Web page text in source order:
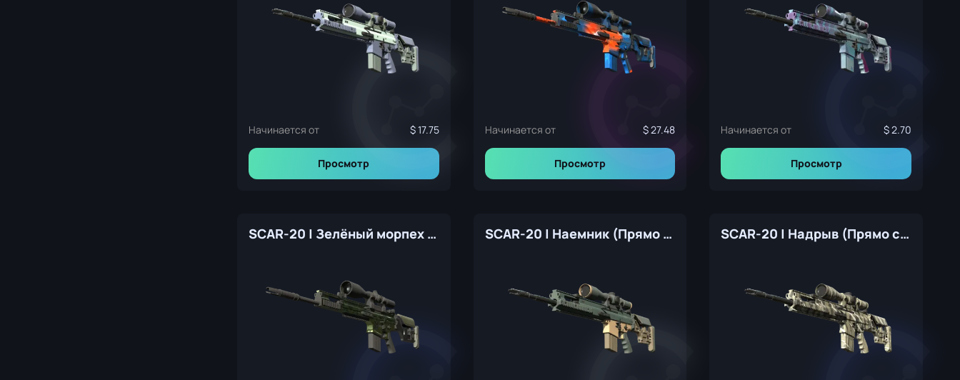
Начинается от 17.75
Просмотр
Начинается от 27.48
Просмотр
Начинается от 2.70
Просмотр
SCAR-20 | Зелёный морпех (Прямо с завода) SCAR-20 | Наемник (Прямо с завода) SCAR-20 | Надрыв (Прямо с завода)